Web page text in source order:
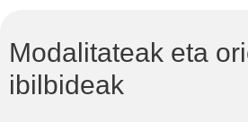
Modalitateak eta
ibilbideak